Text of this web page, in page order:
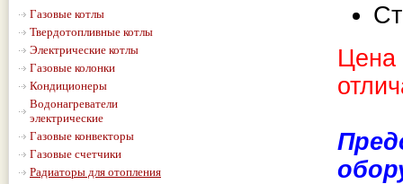
Газовые котлы
Твердотопливные котлы
Электрические котлы
Газовые колонки
Кондиционеры
Водонагреватели
электрические
Газовые конвекторы
Газовые счетчики
Радиаторы для отопления
Цена